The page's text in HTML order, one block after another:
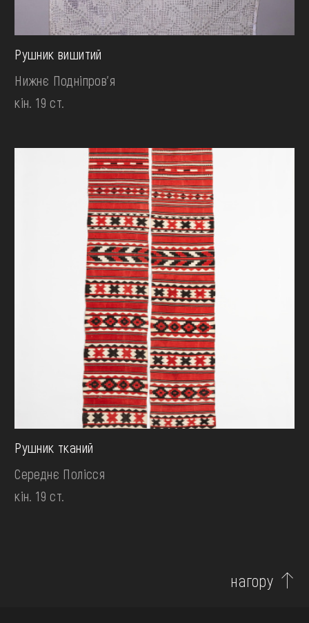
Рушник вишитий
Нижнє Подніпров'я
кін. 19 ст.
Рушник тканий
Середнє Полісся
кін. 19 ст.
нагору